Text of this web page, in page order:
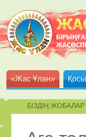
«Жас Ұлан»
БІЗДІҢ ЖОБАЛАР